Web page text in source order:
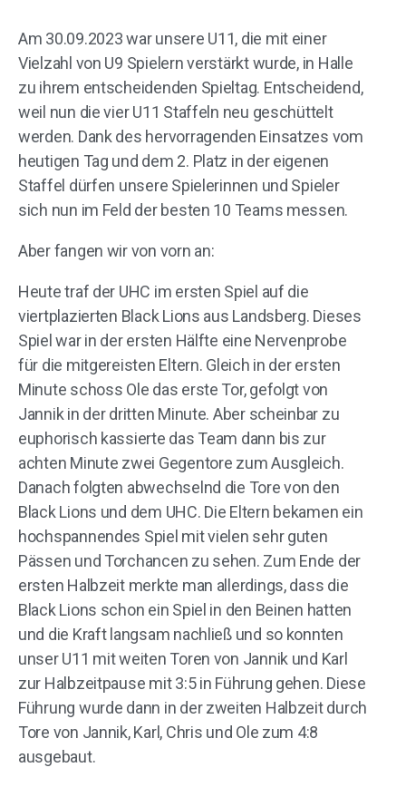
Am 30.09.2023 war unsere U11, die mit einer
Vielzahl von U9 Spielern verstärkt wurde, in Halle
zu ihrem entscheidenden Spieltag. Entscheidend,
weil nun die vier U11 Staffeln neu geschüttelt
werden. Dank des hervorragenden Einsatzes vom
heutigen Tag und dem 2. Platz in der eigenen
Staffel dürfen unsere Spielerinnen und Spieler
sich nun im Feld der besten 10 Teams messen.
Aber fangen wir von vorn an:
Heute traf der UHC im ersten Spiel auf die
viertplazierten Black Lions aus Landsberg. Dieses
Spiel war in der ersten Hälfte eine Nervenprobe
für die mitgereisten Eltern. Gleich in der ersten
Minute schoss Ole das erste Tor, gefolgt von
Jannik in der dritten Minute. Aber scheinbar zu
euphorisch kassierte das Team dann bis zur
achten Minute zwei Gegentore zum Ausgleich.
Danach folgten abwechselnd die Tore von den
Black Lions und dem UHC. Die Eltern bekamen ein
hochspannendes Spiel mit vielen sehr guten
Pässen und Torchancen zu sehen. Zum Ende der
ersten Halbzeit merkte man allerdings, dass die
Black Lions schon ein Spiel in den Beinen hatten
und die Kraft langsam nachließ und so konnten
unser U11 mit weiten Toren von Jannik und Karl
zur Halbzeitpause mit 3:5 in Führung gehen. Diese
Führung wurde dann in der zweiten Halbzeit durch
Tore von Jannik, Karl, Chris und Ole zum 4:8
ausgebaut.